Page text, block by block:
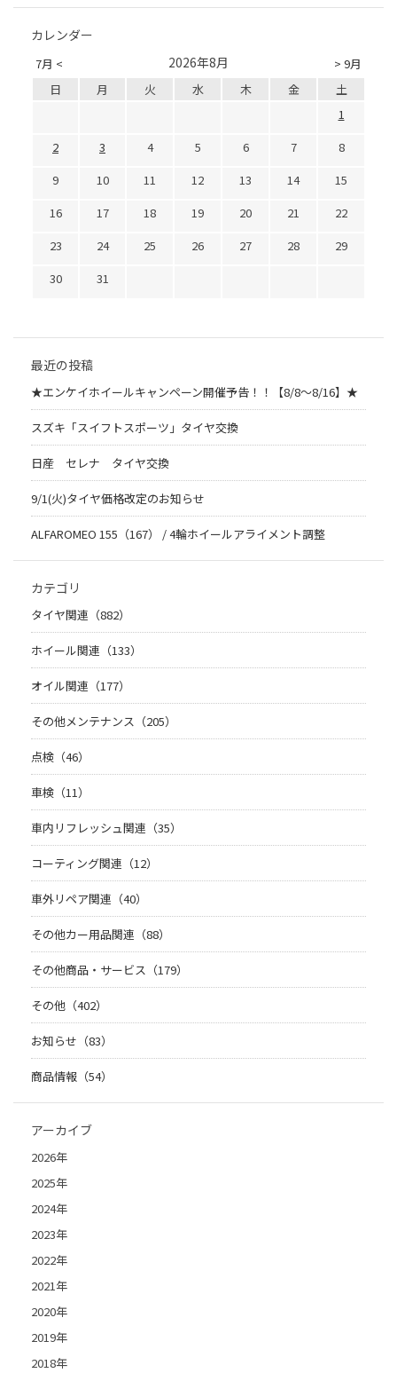
カレンダー
7月 < > 9月
2026年8月
日 月 火 水 木 金
土
1
2
3 4 5 6 7
8
9
10 11 12 13 14
15
16
17 18 19 20 21
22
23
24 25 26 27 28
29
30
31
最近の投稿
★エンケイホイールキャンペーン開催予告！！【8/8～8/16】★
スズキ「スイフトスポーツ」タイヤ交換
日産 セレナ タイヤ交換
9/1(火)タイヤ価格改定のお知らせ
ALFAROMEO 155（167） / 4輪ホイールアライメント調整
カテゴリ
タイヤ関連（882）
ホイール関連（133）
オイル関連（177）
その他メンテナンス（205）
点検（46）
車検（11）
車内リフレッシュ関連（35）
コーティング関連（12）
車外リペア関連（40）
その他カー用品関連（88）
その他商品・サービス（179）
その他（402）
お知らせ（83）
商品情報（54）
アーカイブ
2026年
2025年
2024年
2023年
2022年
2021年
2020年
2019年
2018年